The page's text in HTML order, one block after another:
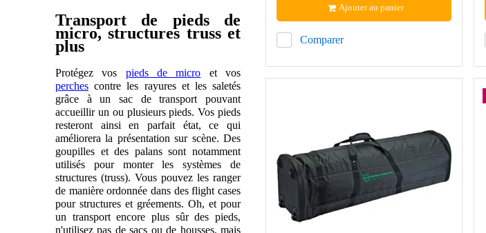
Transport de pieds de
micro, structures truss et
plus
Protégez vos pieds de micro et vos
perches contre les rayures et les saletés
grâce à un sac de transport pouvant
accueillir un ou plusieurs pieds. Vos pieds
resteront ainsi en parfait état, ce qui
améliorera la présentation sur scène. Des
goupilles et des palans sont notamment
utilisés pour monter les systèmes de
structures (truss). Vous pouvez les ranger
de manière ordonnée dans des flight cases
pour structures et gréements. Oh, et pour
un transport encore plus sûr des pieds,
n'utilisez pas de sacs ou de housses, mais
Comparer
Ajouter au panier